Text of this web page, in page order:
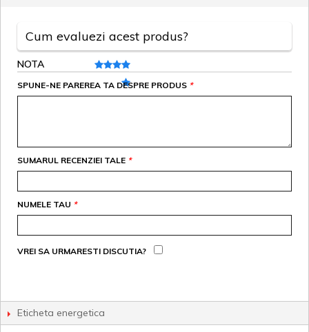
Cum evaluezi acest produs?
NOTA
*
SPUNE-NE PAREREA TA DESPRE PRODUS
*
SUMARUL RECENZIEI TALE
*
NUMELE TAU
VREI SA URMARESTI DISCUTIA?
Eticheta energetica